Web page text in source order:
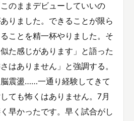
のままデビューしていいの
りました。できることが限ら
ことを精一杯やりました。そ
た感じがあります」と語った
はありません」と強調する。
脳震盪……一通り経験してきて
ても怖くはありません。7月
早かったです。早く試合がし